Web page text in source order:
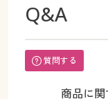
Q&A
質問する
商品に関